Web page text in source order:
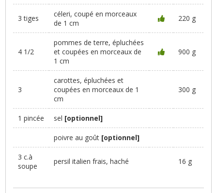
3 tiges
céleri, coupé en morceaux
de 1 cm
220 g
4 1/2
pommes de terre, épluchées
et coupées en morceaux de
1 cm
900 g
3
carottes, épluchées et
coupées en morceaux de 1
cm
300 g
1 pincée sel [optionnel]
poivre au goût [optionnel]
3 c.à
soupe
persil italien frais, haché 16 g